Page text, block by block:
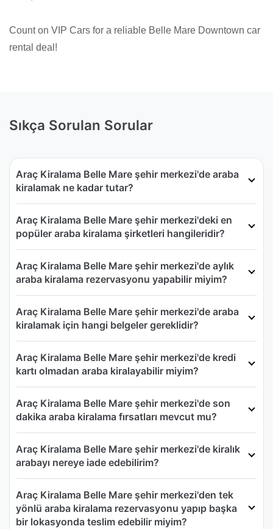
Count on VIP Cars for a reliable Belle Mare Downtown car
rental deal!
Sıkça Sorulan Sorular
Araç Kiralama Belle Mare şehir merkezi'de araba
kiralamak ne kadar tutar?
Araç Kiralama Belle Mare şehir merkezi'deki en
popüler araba kiralama şirketleri hangileridir?
Araç Kiralama Belle Mare şehir merkezi'de aylık
araba kiralama rezervasyonu yapabilir miyim?
Araç Kiralama Belle Mare şehir merkezi'de araba
kiralamak için hangi belgeler gereklidir?
Araç Kiralama Belle Mare şehir merkezi'de kredi
kartı olmadan araba kiralayabilir miyim?
Araç Kiralama Belle Mare şehir merkezi'de son
dakika araba kiralama fırsatları mevcut mu?
Araç Kiralama Belle Mare şehir merkezi'de kiralık
arabayı nereye iade edebilirim?
Araç Kiralama Belle Mare şehir merkezi'den tek
yönlü araba kiralama rezervasyonu yapıp başka
bir lokasyonda teslim edebilir miyim?